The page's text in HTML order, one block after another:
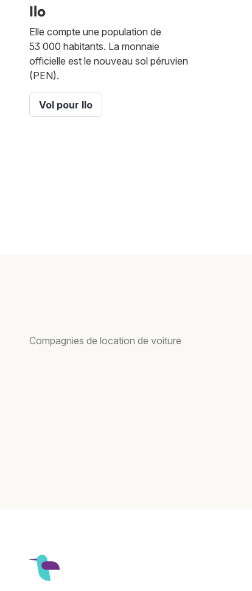
Ilo
Elle compte une population de
53 000 habitants. La monnaie
officielle est le nouveau sol péruvien
(PEN).
Vol pour Ilo
Compagnies de location de voiture